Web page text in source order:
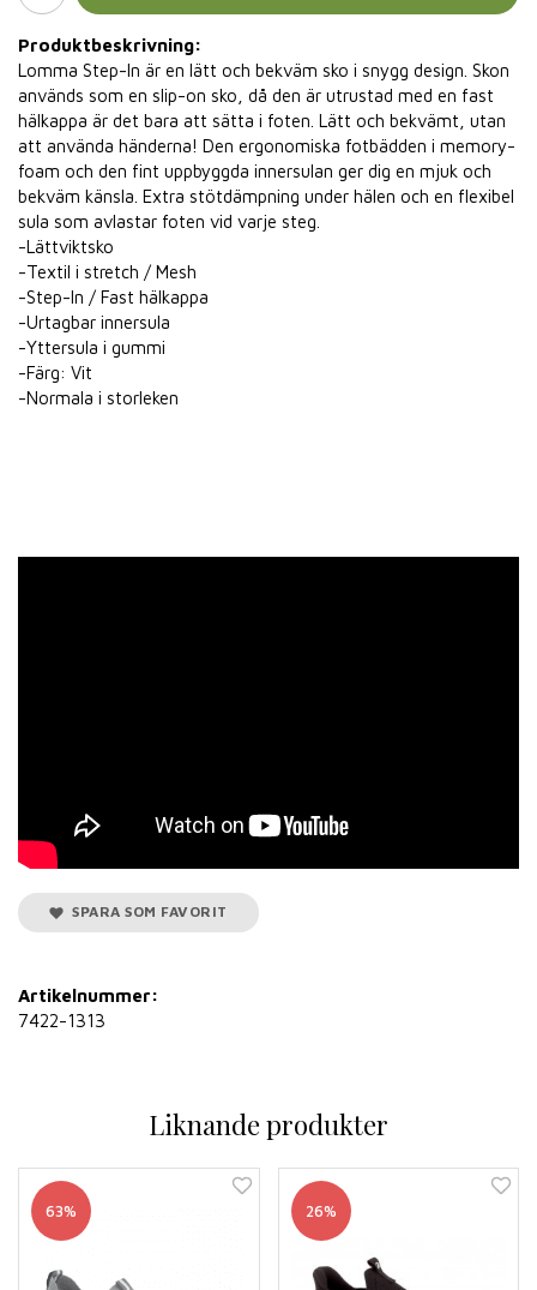
Produktbeskrivning:
Lomma Step-In är en lätt och bekväm sko i snygg design. Skon
används som en slip-on sko, då den är utrustad med en fast
hälkappa är det bara att sätta i foten. Lätt och bekvämt, utan
att använda händerna! Den ergonomiska fotbädden i memory-
foam och den fint uppbyggda innersulan ger dig en mjuk och
bekväm känsla. Extra stötdämpning under hälen och en flexibel
sula som avlastar foten vid varje steg.
-Lättviktsko
-Textil i stretch / Mesh
-Step-In / Fast hälkappa
-Urtagbar innersula
-Yttersula i gummi
-Färg: Vit
-Normala i storleken
SPARA SOM FAVORIT
Artikelnummer:
7422-1313
Liknande produkter
63% 26%